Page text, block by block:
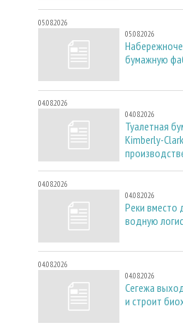
05.08.2026
05.08.2026
бумажную
04.08.2026
04.08.2026
Туалетная
Kimberly-
04.08.2026
04.08.2026
Реки вместо
водную
04.08.2026
04.08.2026
Сегежа
и строит